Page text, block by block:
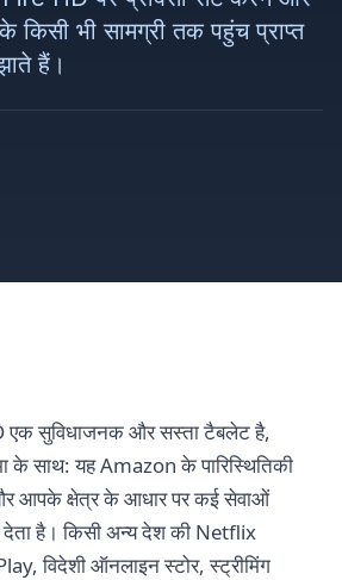
किसी भी सामग्री तक पहुंच प्राप्त
हैं।
सुविधाजनक और सस्ता टैबलेट है,
के साथ: यह Amazon के पारिस्थितिकी
आपके क्षेत्र के आधार पर कई सेवाओं
है। किसी अन्य देश की Netflix
विदेशी ऑनलाइन स्टोर, स्ट्रीमिंग